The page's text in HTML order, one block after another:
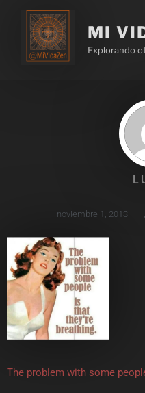
MI
Explorando
noviembre 1, 2013
The problem with some